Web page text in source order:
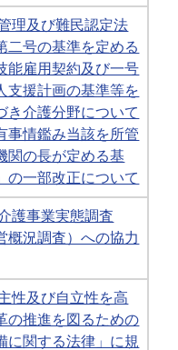
理及び難民認定法
二号の基準を定める
能雇用契約及び一号
支援計画の基準等を
き介護分野について
事情鑑み当該を所管
関の長が定める基
の一部改正について
護事業実態調査
概況調査）への協力
性及び自立性を高
の推進を図るための
に関する法律」に規